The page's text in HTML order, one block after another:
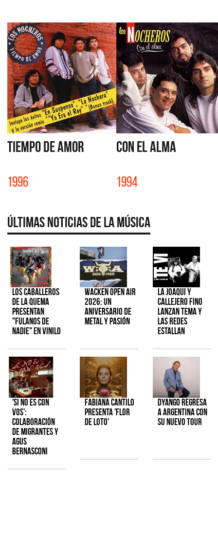
TIEMPO DE AMOR
1996
CON EL ALMA
1994
Últimas Noticias de la Música
Los Caballeros
de la Quema
presentan
"Fulanos de
Nadie" en vinilo
Wacken Open Air
2026: Un
aniversario de
metal y pasión
La Joaqui y
Callejero Fino
lanzan tema y
las redes
estallan
'Si No Es Con
Vos':
colaboración
de Migrantes y
Agus
Bernasconi
Fabiana Cantilo
presenta 'Flor
de Loto'
Dyango regresa
a Argentina con
su nuevo tour